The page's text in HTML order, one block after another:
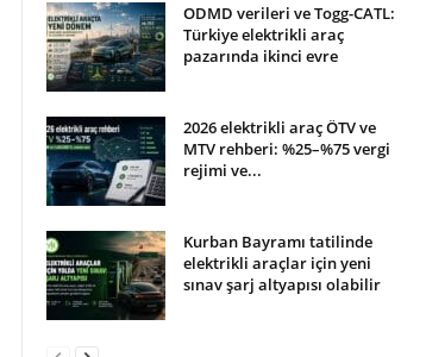
ODMD verileri ve Togg-CATL:
Türkiye elektrikli araç
pazarında ikinci evre
2026 elektrikli araç ÖTV ve
MTV rehberi: %25–%75 vergi
rejimi ve...
Kurban Bayramı tatilinde
elektrikli araçlar için yeni
sınav şarj altyapısı olabilir